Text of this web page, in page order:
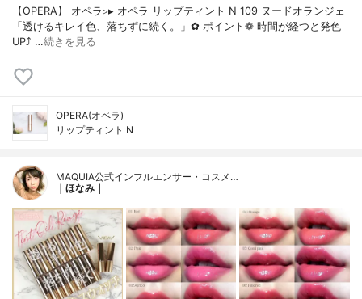
【OPERA】 オペラ▹▸ オペラ リップティント N 109 ヌードオランジェ
「透けるキレイ色、落ちずに続く。」✿ ポイント❁︎ 時間が経つと発色
UP⤴ …続きを見る
OPERA(オペラ)
リップティント N
MAQUIA公式インフルエンサー・コスメ…
｜ほなみ｜